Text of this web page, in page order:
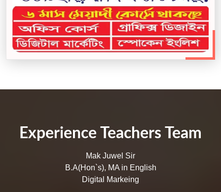
Experience Teachers Team
Mak Juwel Sir
B.A(Hon`s), MA in English
Digital Markeing